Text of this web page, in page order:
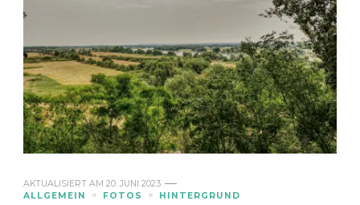
AKTUALISIERT AM 20. JUNI 2023
ALLGEMEIN
FOTOS HINTERGRUND